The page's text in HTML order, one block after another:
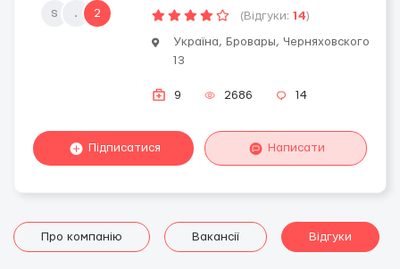
s . 2 (Відгуки: 14)
Україна, Бровары, Черняховского
13
9 2686 14
Підписатися Написати
Про компанію Вакансії Відгуки